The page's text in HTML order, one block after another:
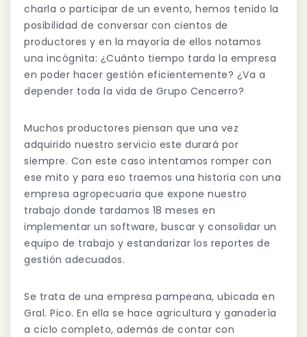
charla o participar de un evento, hemos tenido la
posibilidad de conversar con cientos de
productores y en la mayoría de ellos notamos
una incógnita: ¿Cuánto tiempo tarda la empresa
en poder hacer gestión eficientemente? ¿Va a
depender toda la vida de Grupo Cencerro?
Muchos productores piensan que una vez
adquirido nuestro servicio este durará por
siempre. Con este caso intentamos romper con
ese mito y para eso traemos una historia con una
empresa agropecuaria que expone nuestro
trabajo donde tardamos 18 meses en
implementar un software, buscar y consolidar un
equipo de trabajo y estandarizar los reportes de
gestión adecuados.
Se trata de una empresa pampeana, ubicada en
Gral. Pico. En ella se hace agricultura y ganadería
a ciclo completo, además de contar con